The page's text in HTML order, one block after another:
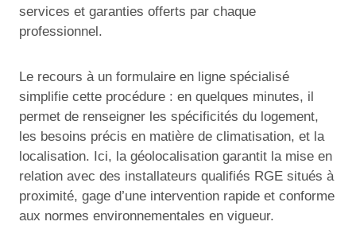
services et garanties offerts par chaque
professionnel.
Le recours à un formulaire en ligne spécialisé
simplifie cette procédure : en quelques minutes, il
permet de renseigner les spécificités du logement,
les besoins précis en matière de climatisation, et la
localisation. Ici, la géolocalisation garantit la mise en
relation avec des installateurs qualifiés RGE situés à
proximité, gage d’une intervention rapide et conforme
aux normes environnementales en vigueur.